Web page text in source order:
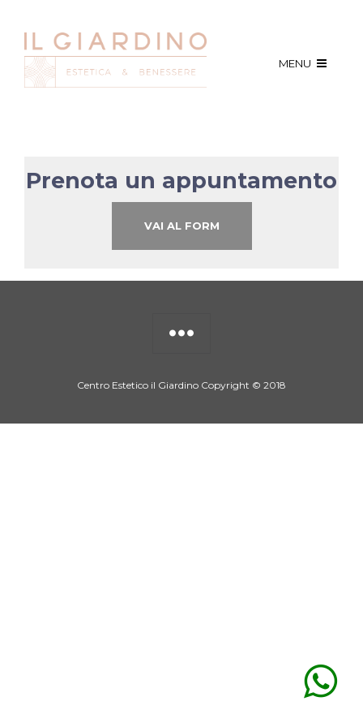
MENU
Prenota un appuntamento
VAI AL FORM
Centro Estetico il Giardino Copyright © 2018